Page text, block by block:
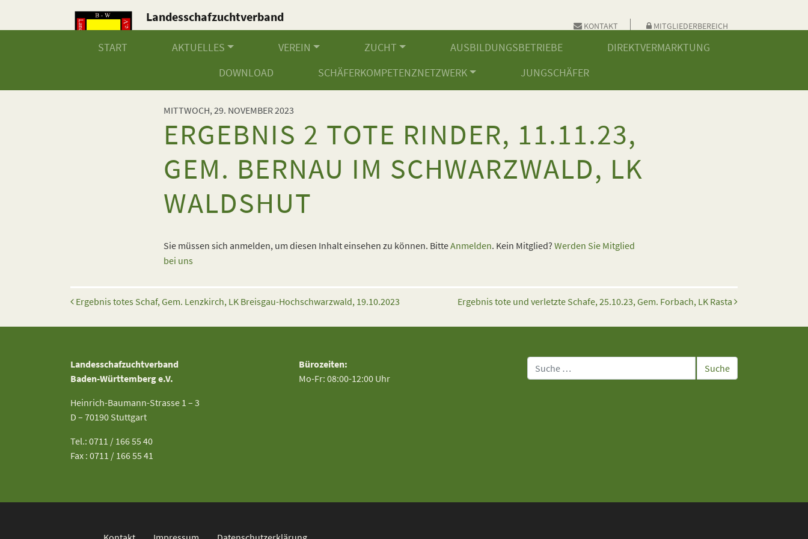
Landesschafzuchtverband
Baden-Württemberg e.V.
KONTAKT MITGLIEDERBEREICH
START AKTUELLES VEREIN ZUCHT AUSBILDUNGSBETRIEBE
DIREKTVERMARKTUNG
DOWNLOAD
SCHÄFERKOMPETENZNETZWERK JUNGSCHÄFER
MITTWOCH, 29. NOVEMBER 2023
ERGEBNIS 2 TOTE RINDER, 11.11.23,
GEM. BERNAU IM SCHWARZWALD, LK
WALDSHUT
Sie müssen sich anmelden, um diesen Inhalt einsehen zu können. BitteAnmelden. Kein Mitglied? Werden Sie Mitglied
bei uns
Beitrags-Navigation
Ergebnis totes Schaf, Gem. Lenzkirch, LK Breisgau-Hochschwarzwald, 19.10.2023 Ergebnis tote und verletzte Schafe, 25.10.23, Gem. Forbach, LK Rasta
Landesschafzuchtverband
Baden-Württemberg e.V.
Heinrich-Baumann-Strasse 1 – 3
D – 70190 Stuttgart
Tel.: 0711 / 166 55 40
Fax : 0711 / 166 55 41
Bürozeiten:
Mo-Fr: 08:00-12:00 Uhr
Suche